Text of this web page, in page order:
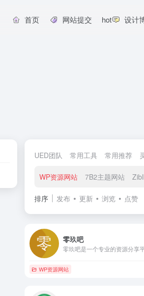
首页 网站提交 hot 设计
UED团队 常用工具 常用推荐
WP资源网站 7B2主题网站
排序 发布 更新 浏览 点赞
零玖吧
WP资源网站